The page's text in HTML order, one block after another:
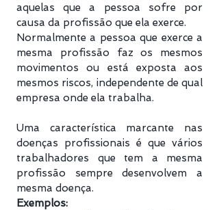
aquelas que a pessoa sofre por
causa da profissão que ela exerce.
Normalmente a pessoa que exerce a
mesma profissão faz os mesmos
movimentos ou está exposta aos
mesmos riscos, independente de qual
empresa onde ela trabalha.
Uma característica marcante nas
doenças profissionais é que vários
trabalhadores que tem a mesma
profissão sempre desenvolvem a
mesma doença.
Exemplos: